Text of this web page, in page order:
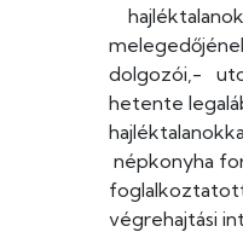
dolgozói,-
hetente
népkonyha
végrehajtási